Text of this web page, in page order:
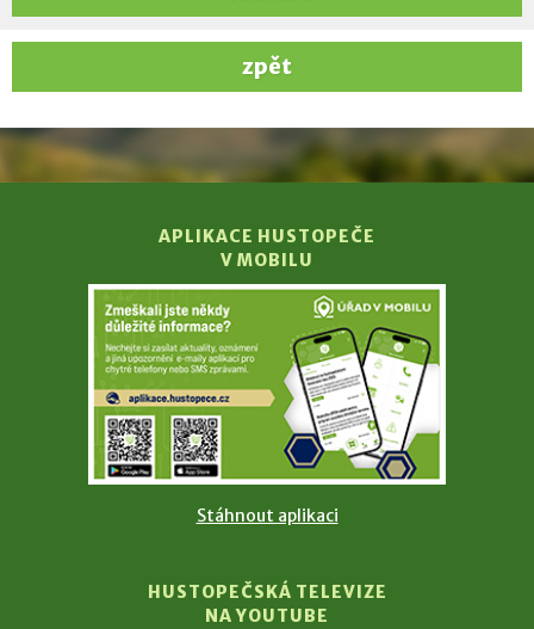
zpět
APLIKACE HUSTOPEČE
V MOBILU
Stáhnout aplikaci
HUSTOPEČSKÁ TELEVIZE
NA YOUTUBE